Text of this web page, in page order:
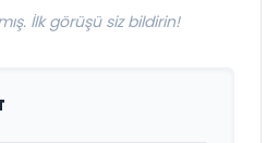
İlk görüşü siz bildirin!